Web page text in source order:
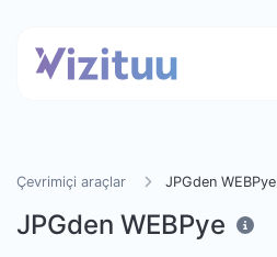
Çevrimiçi araçlar JPGden WEBPye
JPGden WEBPye